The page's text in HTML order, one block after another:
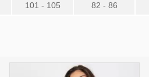
101 - 105 82 - 86